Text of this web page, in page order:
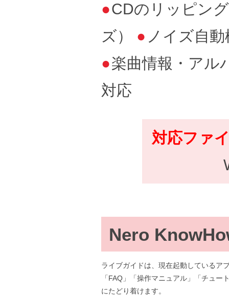
●CDのリッピン
ズ） ● ノイズ自
●楽曲情報・アル
対応
対応ファ
Nero
ライブガイドは、現在起動しているア
「FAQ」「操作マニュアル」「チュー
にたどり着けます。